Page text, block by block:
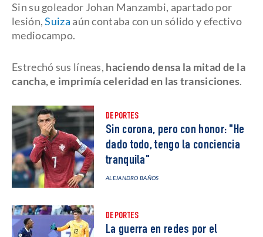
Sin su goleador Johan Manzambi, apartado por
lesión,Suiza aún contaba con un sólido y efectivo
mediocampo.
Estrechó sus líneas, haciendo densa la mitad de la
cancha, e imprimía celeridad en las transiciones.
DEPORTES
Sin corona, pero con honor: "He
dado todo, tengo la conciencia
tranquila"
ALEJANDRO BAÑOS
DEPORTES
La guerra en redes por el